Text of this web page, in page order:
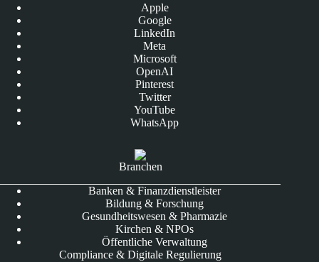
Apple
Google
LinkedIn
Meta
Microsoft
OpenAI
Pinterest
Twitter
YouTube
WhatsApp
Branchen
Banken & Finanzdienstleister
Bildung & Forschung
Gesundheitswesen & Pharmazie
Kirchen & NPOs
Öffentliche Verwaltung
Compliance & Digitale Regulierung